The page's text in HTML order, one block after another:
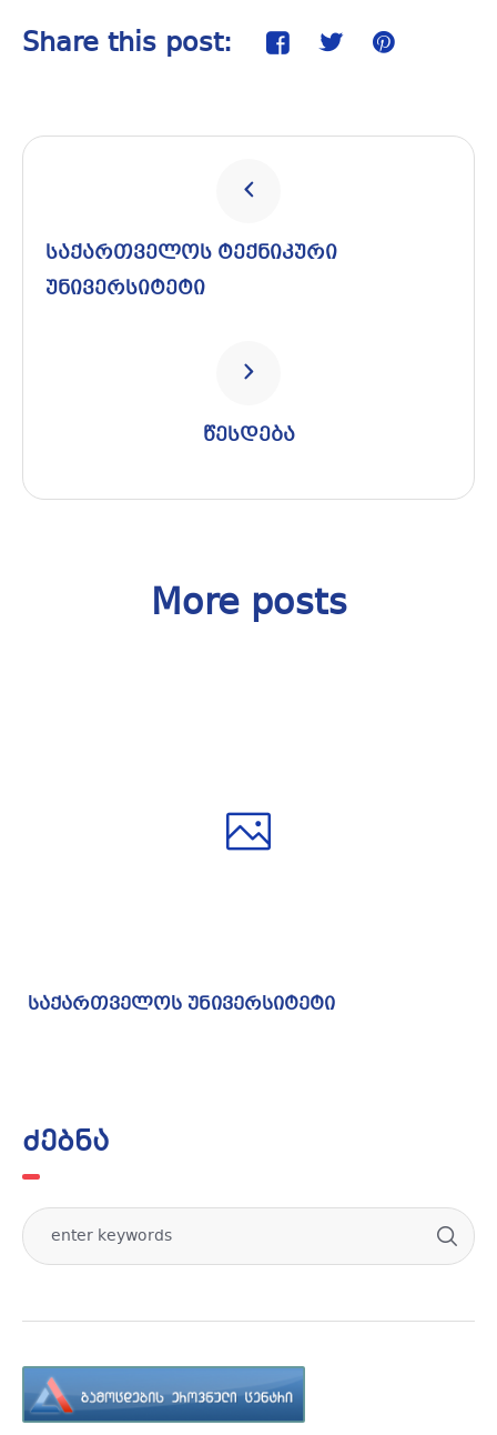
Share this post:
საქართველოს ტექნიკური
უნივერსიტეტი
წესდება
More posts
საქართველოს უნივერსიტეტი
ძებნა